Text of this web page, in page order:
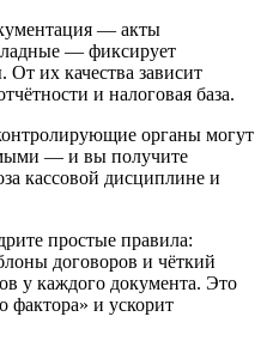
— акты
— фиксирует
их качества зависит
и налоговая база.
органы могут
— и вы получите
кассовой дисциплине и
простые правила:
договоров и чёткий
у каждого документа. Это
фактора» и ускорит